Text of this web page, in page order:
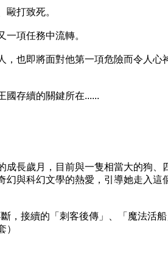
打致死。
項任務中流轉。
也即將面對他第一項危險而令人心
存續的關鍵所在......
長歲月，目前與一隻相當大的狗、
幻與科幻文學的熱愛，引導她走入這
接續的「刺客後傳」、「魔法活船
）